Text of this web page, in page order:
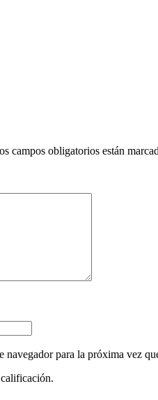
campos obligatorios están
para la próxima vez